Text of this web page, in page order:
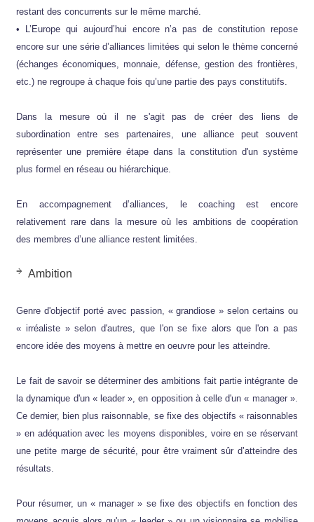
restant des concurrents sur le même marché.
• L’Europe qui aujourd’hui encore n’a pas de constitution repose
encore sur une série d’alliances limitées qui selon le thème concerné
(échanges économiques, monnaie, défense, gestion des frontières,
etc.) ne regroupe à chaque fois qu’une partie des pays constitutifs.
Dans la mesure où il ne s'agit pas de créer des liens de
subordination entre ses partenaires, une alliance peut souvent
représenter une première étape dans la constitution d'un système
plus formel en réseau ou hiérarchique.
En accompagnement d’alliances, le coaching est encore
relativement rare dans la mesure où les ambitions de coopération
des membres d’une alliance restent limitées.
Ambition
Genre d'objectif porté avec passion, « grandiose » selon certains ou
« irréaliste » selon d'autres, que l'on se fixe alors que l'on a pas
encore idée des moyens à mettre en oeuvre pour les atteindre.
Le fait de savoir se déterminer des ambitions fait partie intégrante de
la dynamique d'un « leader », en opposition à celle d'un « manager ».
Ce dernier, bien plus raisonnable, se fixe des objectifs « raisonnables
» en adéquation avec les moyens disponibles, voire en se réservant
une petite marge de sécurité, pour être vraiment sûr d’atteindre des
résultats.
Pour résumer, un « manager » se fixe des objectifs en fonction des